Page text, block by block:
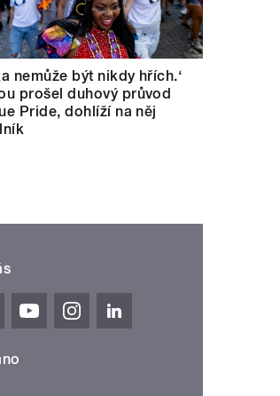
nemůže být nikdy hřích.‘
prošel duhový průvod
Pride, dohlíží na něj